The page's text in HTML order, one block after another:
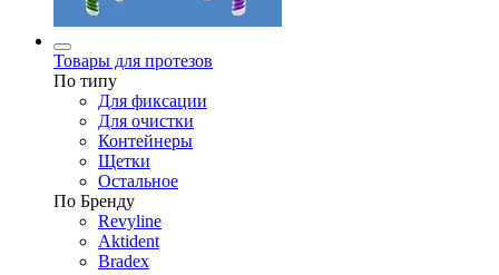
Товары для протезов
По типу
Для фиксации
Для очистки
Контейнеры
Щетки
Остальное
По Бренду
Revyline
Aktident
Bradex